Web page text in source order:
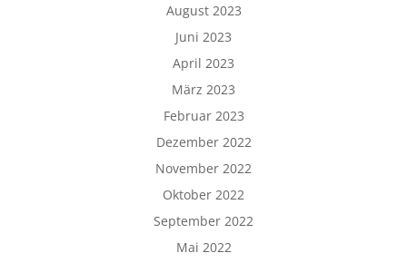
August 2023
Juni 2023
April 2023
März 2023
Februar 2023
Dezember 2022
November 2022
Oktober 2022
September 2022
Mai 2022